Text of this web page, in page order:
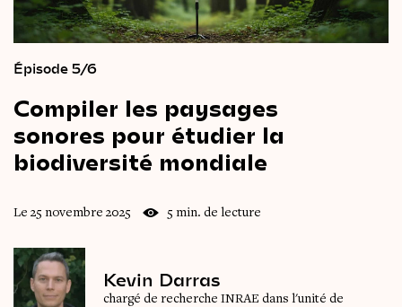
Épisode 5/6
Compiler les paysages
sonores pour étudier la
biodiversité mondiale
Le 25 novembre 2025 5 min. de lecture
Kevin Darras
chargé de recherche INRAE dans l'unité de